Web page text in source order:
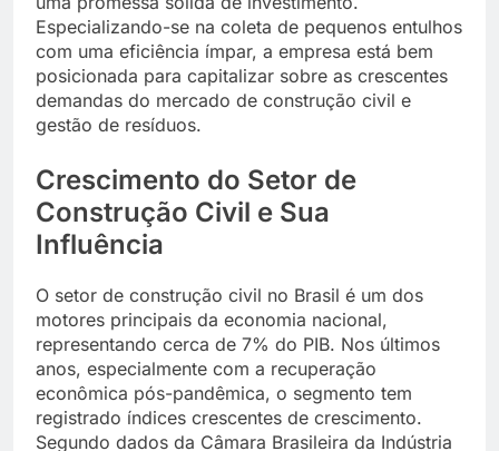
Especializando-se na coleta de pequenos entulhos
com uma eficiência ímpar, a empresa está bem
posicionada para capitalizar sobre as crescentes
demandas do mercado de construção civil e
gestão de resíduos.
Crescimento do Setor de
Construção Civil e Sua
Influência
O setor de construção civil no Brasil é um dos
motores principais da economia nacional,
representando cerca de 7% do PIB. Nos últimos
anos, especialmente com a recuperação
econômica pós-pandêmica, o segmento tem
registrado índices crescentes de crescimento.
Segundo dados da Câmara Brasileira da Indústria